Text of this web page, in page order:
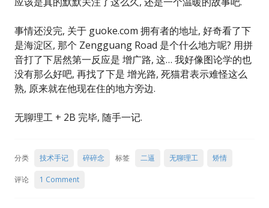
事情还没完, 关于 guoke.com 拥有者的地址, 好奇看了下
是海淀区, 那个 Zengguang Road 是个什么地方呢? 用拼
音打了下居然第一反应是 增广路, 这… 我好像图论学的也
没有那么好吧, 再找了下是 增光路, 死猫君表示难怪这么
熟, 原来就在他现在住的地方旁边.
无聊理工 + 2B 完毕, 随手一记.
分类 技术手记 碎碎念 标签 二逼 无聊理工 矫情
评论 1 Comment